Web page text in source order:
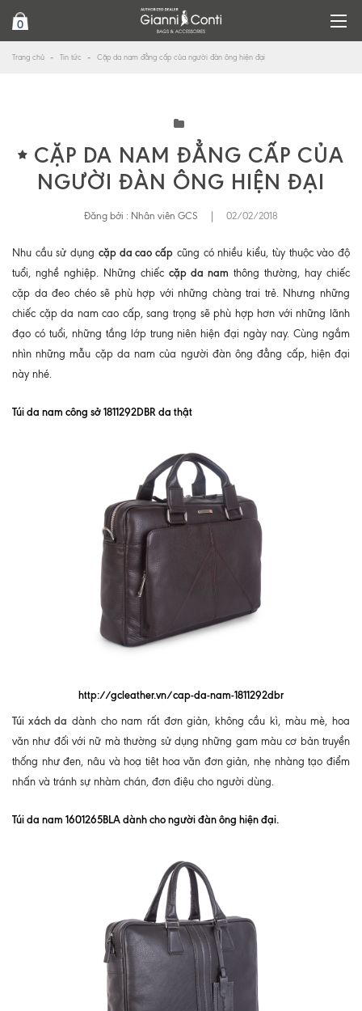
0
Trang chủ Tin tức Cặp da nam đẳng cấp của người đàn ông hiện đại
CẶP DA NAM ĐẲNG CẤP CỦA
NGƯỜI ĐÀN ÔNG HIỆN ĐẠI
Đăng bởi : Nhân viên GCS 02/02/2018
Nhu cầu sử dụng cặp da cao cấp cũng có nhiều kiểu, tùy thuộc vào độ
tuổi, nghề nghiệp. Những chiếc cặp da nam thông thường, hay chiếc
cặp da đeo chéo sẽ phù hợp với những chàng trai trẻ. Nhưng những
chiếc cặp da nam cao cấp, sang trọng sẽ phù hợp hơn với những lãnh
đạo có tuổi, những tầng lớp trung niên hiện đại ngày nay. Cùng ngắm
nhìn những mẫu cặp da nam của người đàn ông đẳng cấp, hiện đại
này nhé.
Túi da nam công sở 1811292DBR da thật
http://gcleather.vn/cap-da-nam-1811292dbr
Túi xách da dành cho nam rất đơn giản, không cầu kì, màu mè, hoa
văn như đối với nữ mà thường sử dụng những gam màu cơ bản truyền
thống như đen, nâu và hoạ tiêt hoa văn đơn giản, nhẹ nhàng tạo điểm
nhấn và tránh sự nhàm chán, đơn điệu cho người dùng.
Túi da nam 1601265BLA dành cho người đàn ông hiện đại.